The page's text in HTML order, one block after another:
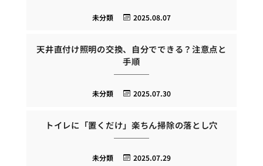
2025.08.07
未分類
天井直付け照明の交換、自分でできる？注意点と
手順
2025.07.30
未分類
トイレに「置くだけ」楽ちん掃除の落とし穴
2025.07.29
未分類